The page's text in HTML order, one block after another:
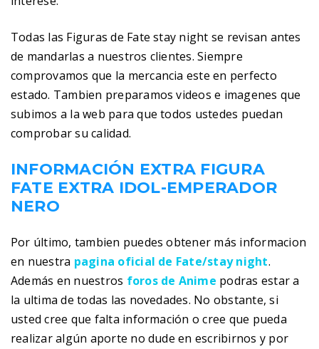
Todas las Figuras de Fate stay night se revisan antes
de mandarlas a nuestros clientes. Siempre
comprovamos que la mercancia este en perfecto
estado. Tambien preparamos videos e imagenes que
subimos a la web para que todos ustedes puedan
comprobar su calidad.
INFORMACIÓN EXTRA FIGURA
FATE EXTRA IDOL-EMPERADOR
NERO
Por último, tambien puedes obtener más informacion
en nuestra pagina oficial de Fate/stay night.
Además en nuestros foros de Anime podras estar a
la ultima de todas las novedades. No obstante, si
usted cree que falta información o cree que pueda
realizar algún aporte no dude en escribirnos y por